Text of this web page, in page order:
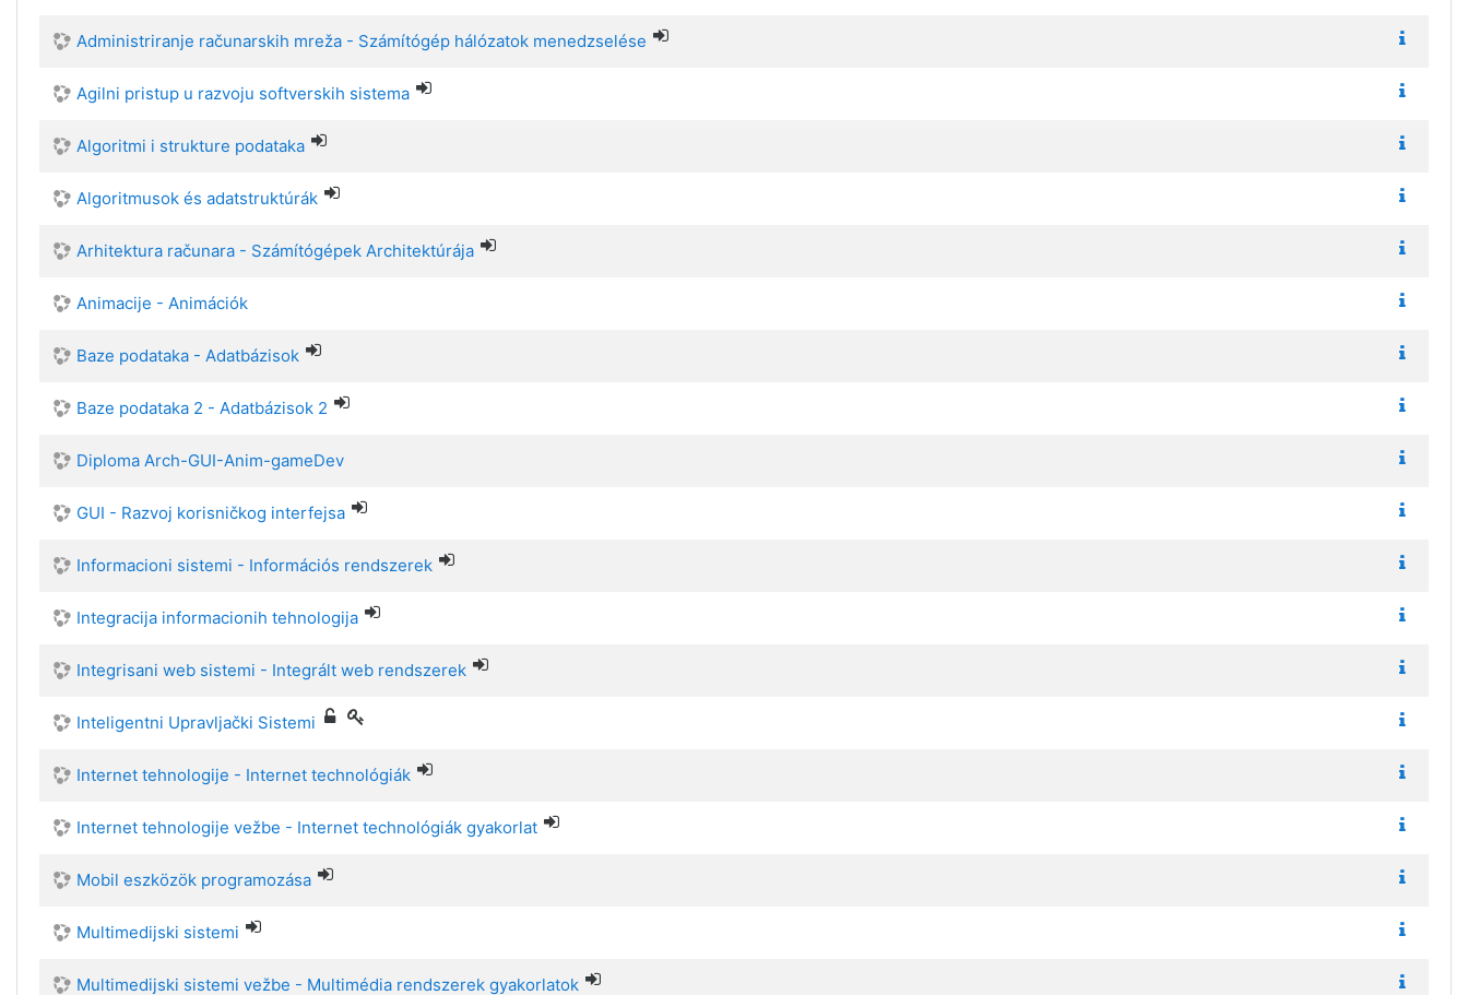
Administriranje računarskih mreža - Számítógép hálózatok menedzselése
Agilni pristup u razvoju softverskih sistema
Algoritmi i strukture podataka
Algoritmusok és adatstruktúrák
Arhitektura računara - Számítógépek Architektúrája
Animacije - Animációk
Baze podataka - Adatbázisok
Baze podataka 2 - Adatbázisok 2
Diploma Arch-GUI-Anim-gameDev
GUI - Razvoj korisničkog interfejsa
Informacioni sistemi - Információs rendszerek
Integracija informacionih tehnologija
Integrisani web sistemi - Integrált web rendszerek
Inteligentni Upravljački Sistemi
Internet tehnologije - Internet technológiák
Internet tehnologije vežbe - Internet technológiák gyakorlat
Mobil eszközök programozása
Multimedijski sistemi
Multimedijski sistemi vežbe - Multimédia rendszerek gyakorlatok